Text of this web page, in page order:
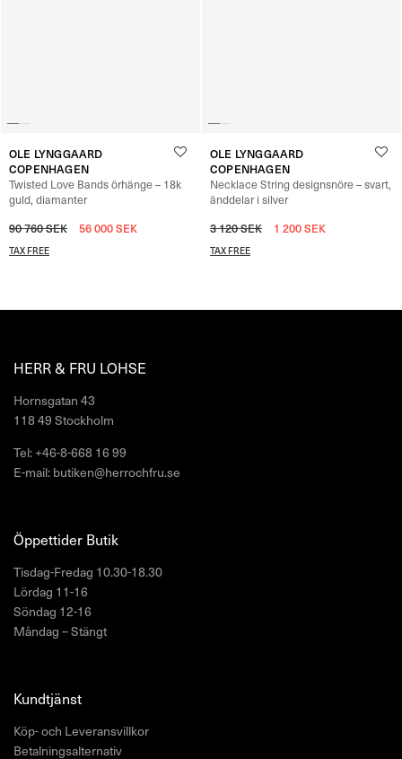
OLE LYNGGAARD
COPENHAGEN
Twisted Love Bands örhänge – 18k
guld, diamanter
90 760SEK 56 000SEK
TAX FREE
OLE LYNGGAARD
COPENHAGEN
Necklace String designsnöre – svart,
änddelar i silver
3 120SEK 1 200SEK
TAX FREE
HERR & FRU LOHSE
Hornsgatan 43
118 49 Stockholm
Tel: +46-8-668 16 99
E-mail: butiken@herrochfru.se
Öppettider Butik
Tisdag-Fredag 10.30-18.30
Lördag 11-16
Söndag 12-16
Måndag – Stängt
Kundtjänst
Köp- och Leveransvillkor
Betalningsalternativ